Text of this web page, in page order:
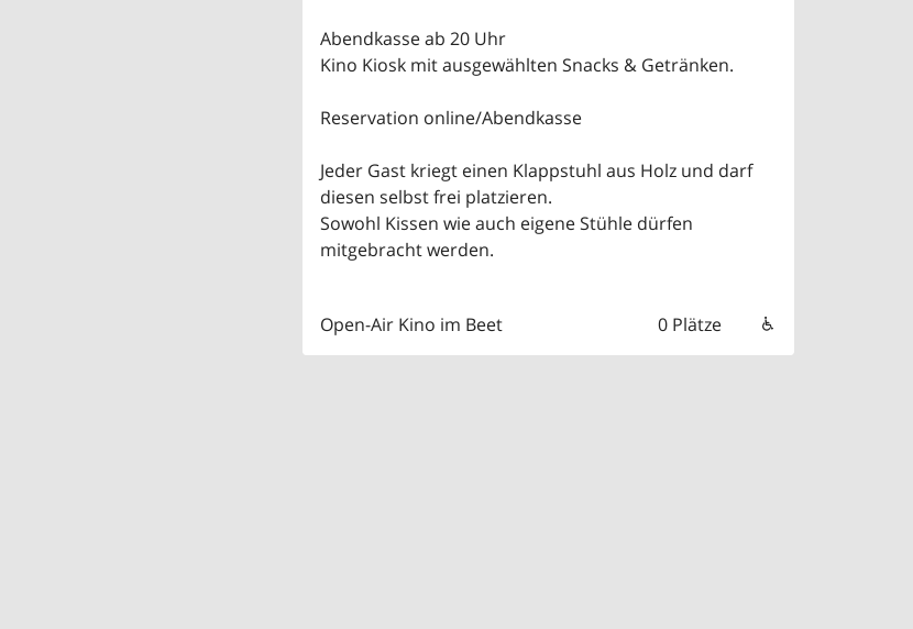
Abendkasse ab 20 Uhr
Kino Kiosk mit ausgewählten Snacks & Getränken.
Reservation online/Abendkasse
Jeder Gast kriegt einen Klappstuhl aus Holz und darf
diesen selbst frei platzieren.
Sowohl Kissen wie auch eigene Stühle dürfen
mitgebracht werden.
Open-Air Kino im Beet 0 Plätze